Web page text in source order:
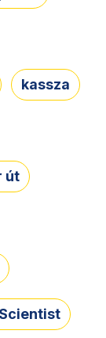
kassza
út